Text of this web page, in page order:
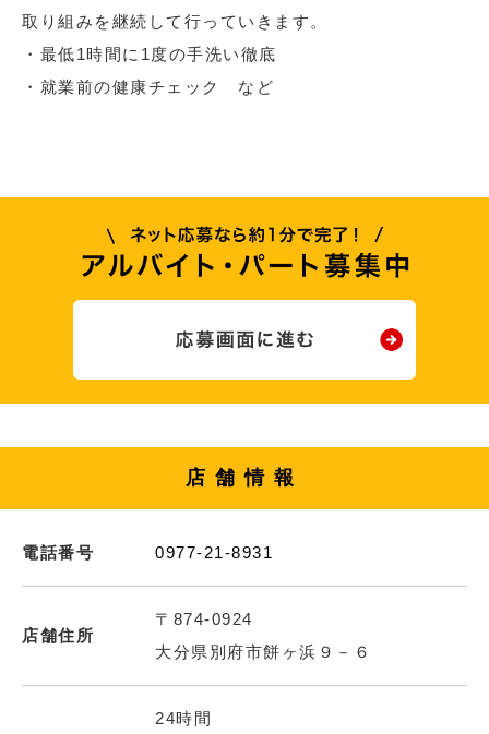
取り組みを継続して行っていきます。
・最低1時間に1度の手洗い徹底
・就業前の健康チェック など
店舗情報
電話番号 0977-21-8931
店舗住所
〒874-0924
大分県別府市餅ヶ浜９－６
24時間